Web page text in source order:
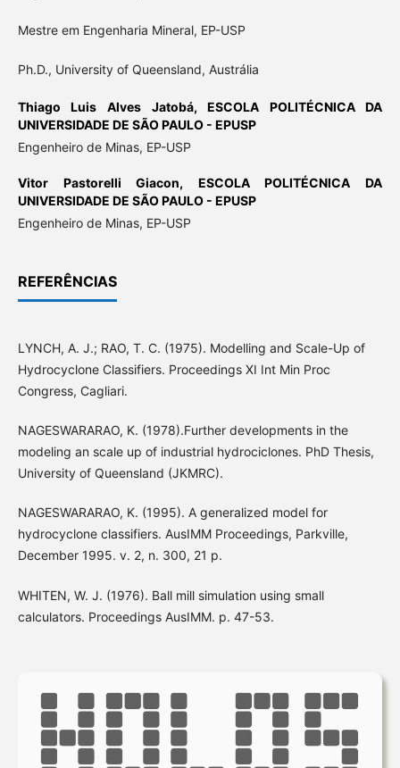
Mestre em Engenharia Mineral, EP-USP
Ph.D., University of Queensland, Austrália
Thiago Luis Alves Jatobá,ESCOLA POLITÉCNICA DA
UNIVERSIDADE DE SÃO PAULO - EPUSP
Engenheiro de Minas, EP-USP
Vitor Pastorelli Giacon, ESCOLA POLITÉCNICA DA
UNIVERSIDADE DE SÃO PAULO - EPUSP
Engenheiro de Minas, EP-USP
REFERÊNCIAS
LYNCH, A. J.; RAO, T. C. (1975). Modelling and Scale-Up of
Hydrocyclone Classifiers. Proceedings XI Int Min Proc
Congress, Cagliari.
NAGESWARARAO, K. (1978).Further developments in the
modeling an scale up of industrial hydrociclones. PhD Thesis,
University of Queensland (JKMRC).
NAGESWARARAO, K. (1995). A generalized model for
hydrocyclone classifiers. AusIMM Proceedings, Parkville,
December 1995. v. 2, n. 300, 21 p.
WHITEN, W. J. (1976). Ball mill simulation using small
calculators. Proceedings AusIMM. p. 47-53.